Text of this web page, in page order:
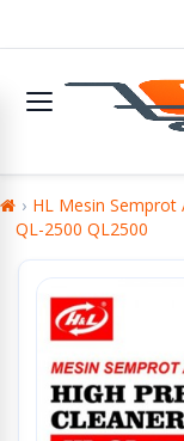
HL Mesin Semprot
QL-2500 QL2500